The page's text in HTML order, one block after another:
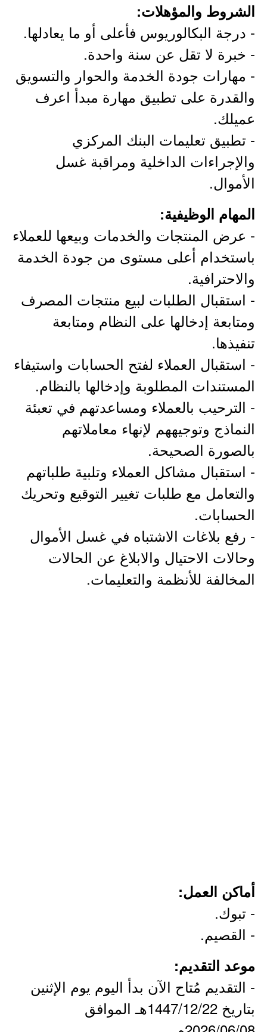
الشروط والمؤهلات:
- درجة البكالوريوس فأعلى أو ما يعادلها.
- خبرة لا تقل عن سنة واحدة.
- مهارات جودة الخدمة والحوار والتسويق
والقدرة على تطبيق مهارة مبدأ اعرف
عميلك.
- تطبيق تعليمات البنك المركزي
والإجراءات الداخلية ومراقبة غسل
الأموال.
المهام الوظيفية:
- عرض المنتجات والخدمات وبيعها للعملاء
باستخدام أعلى مستوى من جودة الخدمة
والاحترافية.
- استقبال الطلبات لبيع منتجات المصرف
ومتابعة إدخالها على النظام ومتابعة
تنفيذها.
- استقبال العملاء لفتح الحسابات واستيفاء
المستندات المطلوبة وإدخالها بالنظام.
- الترحيب بالعملاء ومساعدتهم في تعبئة
النماذج وتوجيههم لإنهاء معاملاتهم
بالصورة الصحيحة.
- استقبال مشاكل العملاء وتلبية طلباتهم
والتعامل مع طلبات تغيير التوقيع وتحريك
الحسابات.
- رفع بلاغات الاشتباه في غسل الأموال
وحالات الاحتيال والابلاغ عن الحالات
المخالفة للأنظمة والتعليمات.
أماكن العمل:
- تبوك.
- القصيم.
موعد التقديم:
- التقديم مُتاح الآن بدأ اليوم يوم الإثنين
بتاريخ 1447/12/22هـ الموافق